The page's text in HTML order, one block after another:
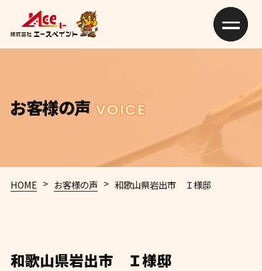
お客様の声 VOICE
HOME > お客様の声 > 和歌山県岩出市 Ｉ様邸
和歌山県岩出市 Ｉ様邸